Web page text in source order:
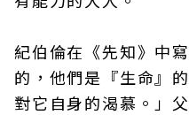
紀伯倫在《先知》中
的，他們是『生命』
對它自身的渴慕。」